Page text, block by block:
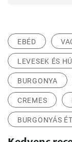
EBÉD
LEVESEK ÉS
BURGONYA
CREMES
BURGONYÁS